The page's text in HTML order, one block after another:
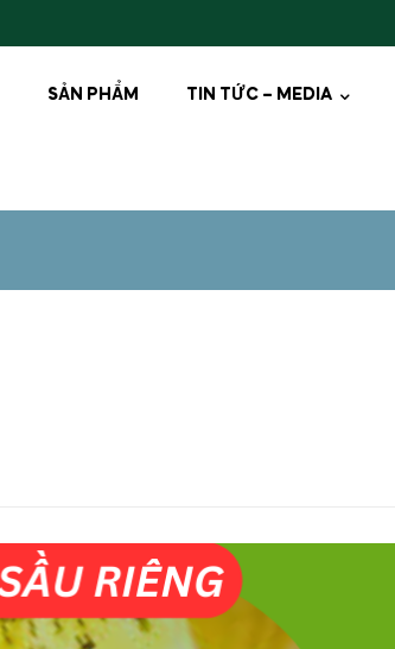
SẢN PHẨM TIN TỨC – MEDIA